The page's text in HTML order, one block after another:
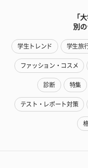
「
別
学生トレンド 学生旅
ファッション・コスメ
診断 特集
テスト・レポート対策